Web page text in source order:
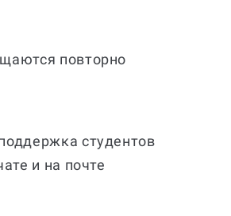
повторно
студентов
и на почте